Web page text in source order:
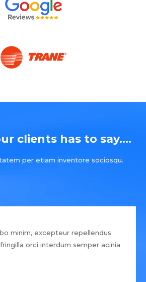
clients has to say....
per etiam inventore sociosqu.
minim, excepteur repellendus
orci interdum semper acinia